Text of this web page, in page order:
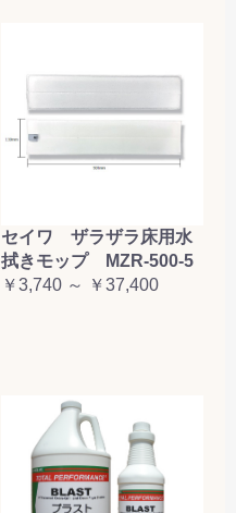
セイワ ザラザラ床用水
拭きモップ MZR-500-5
￥3,740 ～ ￥37,400